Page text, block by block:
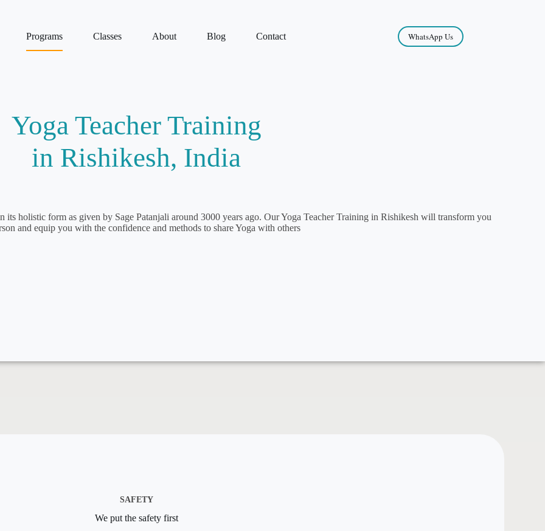
Programs Classes About Blog Contact WhatsApp Us
Yoga Teacher Training
in Rishikesh, India
its holistic form as given by Sage Patanjali around 3000 years ago. Our Yoga Teacher Training in Rishikesh will transform you
and equip you with the confidence and methods to share Yoga with others
SAFETY
We put the safety first